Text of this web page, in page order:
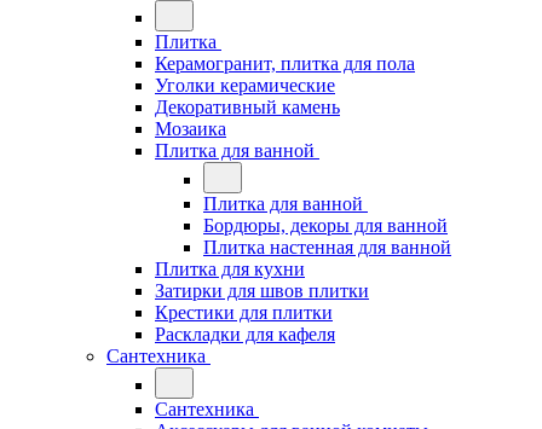
Плитка
Керамогранит, плитка для пола
Уголки керамические
Декоративный камень
Мозаика
Плитка для ванной
Плитка для ванной
Бордюры, декоры для ванной
Плитка настенная для ванной
Плитка для кухни
Затирки для швов плитки
Крестики для плитки
Раскладки для кафеля
Сантехника
Сантехника